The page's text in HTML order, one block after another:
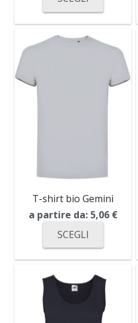
T-shirt bio Gemini
a partire da: 5,06 €
SCEGLI